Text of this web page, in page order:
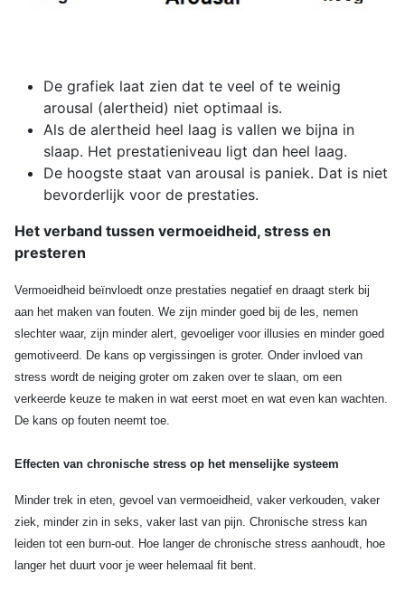
De grafiek laat zien dat te veel of te weinig
arousal (alertheid) niet optimaal is.
Als de alertheid heel laag is vallen we bijna in
slaap. Het prestatieniveau ligt dan heel laag.
De hoogste staat van arousal is paniek. Dat is niet
bevorderlijk voor de prestaties.
Het verband tussen vermoeidheid, stress en
presteren
Vermoeidheid beïnvloedt onze prestaties negatief en draagt sterk bij
aan het maken van fouten. We zijn minder goed bij de les, nemen
slechter waar, zijn minder alert, gevoeliger voor illusies en minder goed
gemotiveerd. De kans op vergissingen is groter. Onder invloed van
stress wordt de neiging groter om zaken over te slaan, om een
verkeerde keuze te maken in wat eerst moet en wat even kan wachten.
De kans op fouten neemt toe.
Effecten van chronische stress op het menselijke systeem
Minder trek in eten, gevoel van vermoeidheid, vaker verkouden, vaker
ziek, minder zin in seks, vaker last van pijn. Chronische stress kan
leiden tot een burn-out. Hoe langer de chronische stress aanhoudt, hoe
langer het duurt voor je weer helemaal fit bent.